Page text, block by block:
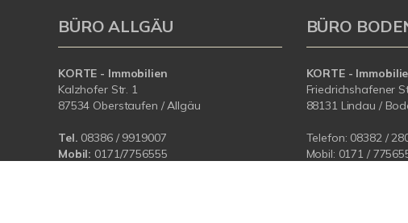
BÜRO ALLGÄU
KORTE - Immobilien
Kalzhofer Str. 1
87534 Oberstaufen / Allgäu
Tel. 08386 / 9919007
Mobil: 0171/7756555
BÜRO
KORTE -
Friedrichshafener
88131 Lindau /
Telefon: 08382 /
Mobil: 0171 /